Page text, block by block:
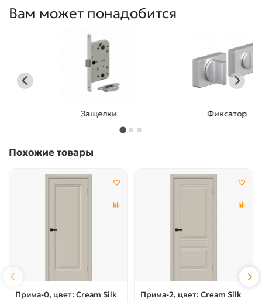
Вам может понадобится
Защелки Фиксатор
Похожие товары
Прима-0, цвет: Cream Silk Прима-2, цвет: Cream Silk